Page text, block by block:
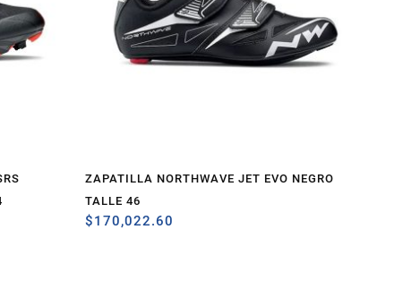
ZAPATILLA NORTHWAVE JET EVO NEGRO
TALLE 46
$170,022.60